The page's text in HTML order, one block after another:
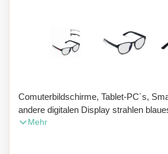
Comuterbildschirme, Tablet-PC´s,
andere digitalen Display strahlen
Blaulichtbrille mit speziell entwickelten
Mehr